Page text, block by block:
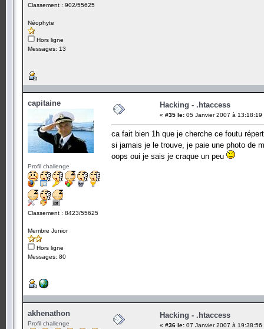
Classement : 902/55625
Néophyte
Hors ligne
Messages: 13
capitaine
Profil challenge
Classement : 8423/55625
Membre Junior
Hors ligne
Messages: 80
Hacking - .htaccess
« #35 le: 05 Janvier 2007 à 13:18:19
ca fait bien 1h que je cherche ce foutu
si jamais je le trouve, je paie une photo de
oops oui je sais je craque un peu
akhenathon
Profil challenge
Hacking - .htaccess
« #36 le: 07 Janvier 2007 à 19:38:56